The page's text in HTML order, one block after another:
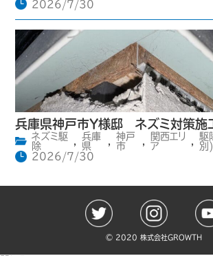
2026/7/30
兵庫県神戸市Y様邸 ネズミ対策施
ネズミ駆
除
,
兵庫
県
,
神戸
市
,
関西エリ
ア
,
駆
別)
2026/7/30
©️ 2020 株式会社GROWTH